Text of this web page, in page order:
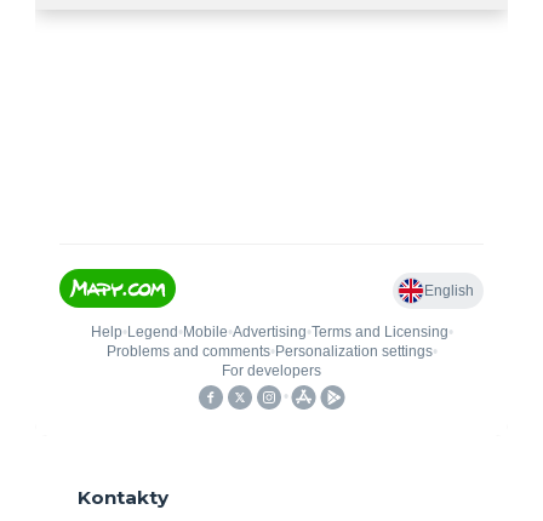
Kontakty